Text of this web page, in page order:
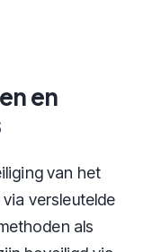
en
van het
versleutelde
als